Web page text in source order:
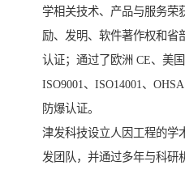
学相关技术、产品与服务荣
励、发明、软件著作权和省
认证；通过了欧洲 CE、美国
ISO9001、ISO14001、
防爆认证。
津发科技设立人因工程的学
发团队，并通过多年与科研